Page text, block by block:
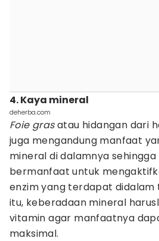
4. Kaya mineral
deherba.com
Foie grasatau hidangan dari
juga mengandung manfaat
mineral di dalamnya
bermanfaat untuk
enzim yang terdapat didalam
itu, keberadaan mineral
vitamin agar manfaatnya
maksimal.